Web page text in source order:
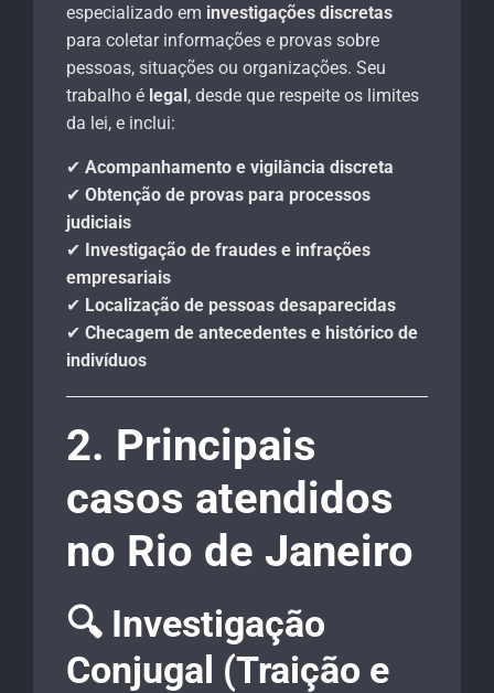
especializado em investigações discretas
para coletar informações e provas sobre
pessoas, situações ou organizações. Seu
trabalho é legal, desde que respeite os limites
da lei, e inclui:
✔ Acompanhamento e vigilância discreta
✔ Obtenção de provas para processos
judiciais
✔ Investigação de fraudes e infrações
empresariais
✔ Localização de pessoas desaparecidas
✔ Checagem de antecedentes e histórico de
indivíduos
2. Principais
casos atendidos
no Rio de Janeiro
🔍 Investigação
Conjugal (Traição e